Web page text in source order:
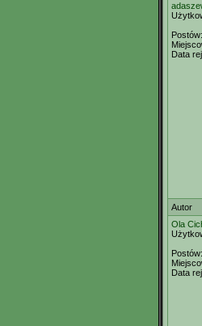
Postów:
Data
Autor
Ola
Postów:
Data